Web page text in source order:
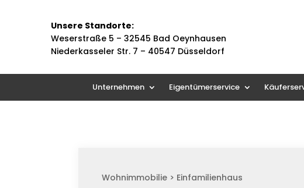
Unsere Standorte:
Weserstraße 5 – 32545 Bad Oeynhausen
Niederkasseler Str. 7 – 40547 Düsseldorf
Unternehmen Eigentümerservice
Wohnimmobilie > Einfamilienhaus